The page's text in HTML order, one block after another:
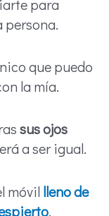
para
persona.
que puedo
la mía.
sus ojos
a ser igual.
móvil lleno de
.